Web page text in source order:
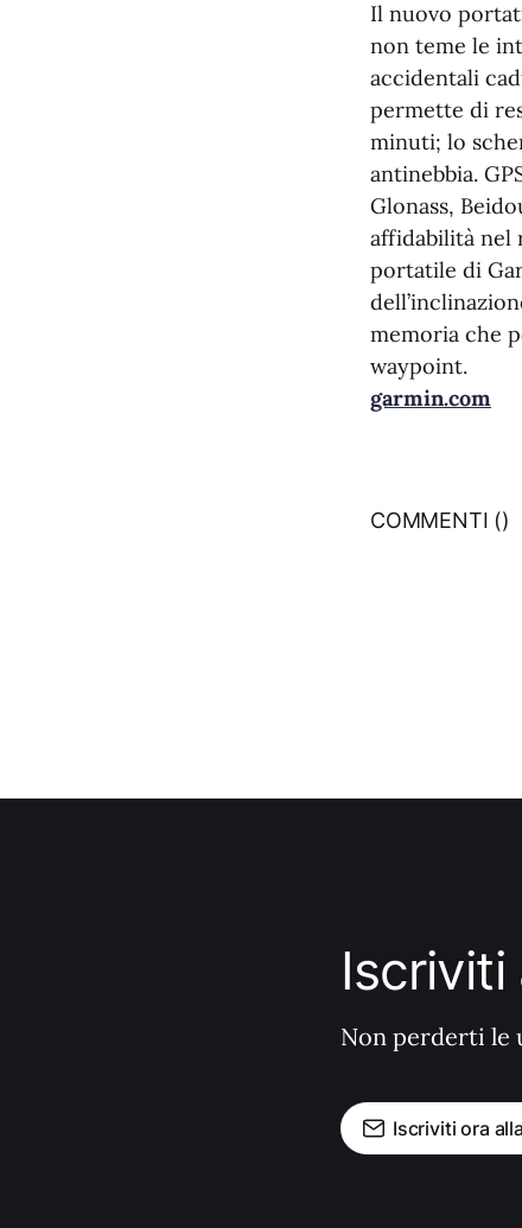
Il nuovo
non teme le
accidentali
permette di
minuti; lo
antinebbia.
Glonass,
affidabilità nel
portatile di
memoria che
waypoint.
garmin.com
COMMENTI ()
Iscriviti
Non perderti le
Iscriviti ora